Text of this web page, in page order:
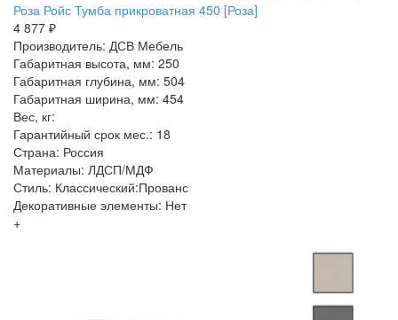
Роза Ройс Тумба прикроватная 450 [Роза]
4 877 ₽
Производитель: ДСВ Мебель
Габаритная высота, мм: 250
Габаритная глубина, мм: 504
Габаритная ширина, мм: 454
Вес, кг:
Гарантийный срок мес.: 18
Страна: Россия
Материалы: ЛДСП/МДФ
Стиль: Классический:Прованс
Декоративные элементы: Нет
+